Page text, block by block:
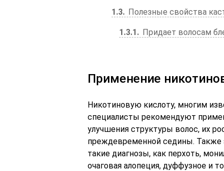
1.3 Полезные свойства
1.3.1 Придает волосам
Применение
Никотиновую кислоту, многим
специалисты рекомендуют
улучшения структуры волос, их
преждевременной седины.
такие диагнозы, как перхоть,
очаговая алопеция, дуффузное и